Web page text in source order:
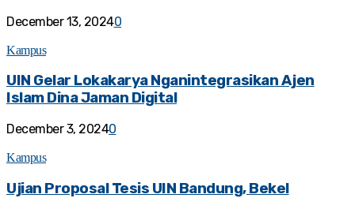
December 13, 20240
Kampus
UIN Gelar Lokakarya Nganintegrasikan Ajen
Islam Dina Jaman Digital
December 3, 20240
Kampus
Ujian Proposal Tesis UIN Bandung, Bekel